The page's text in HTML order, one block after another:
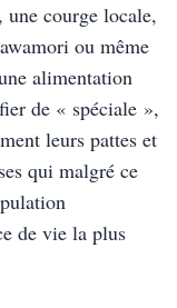
une courge locale,
ou même
alimentation
de « spéciale »,
leurs pattes et
qui malgré ce
de vie la plus